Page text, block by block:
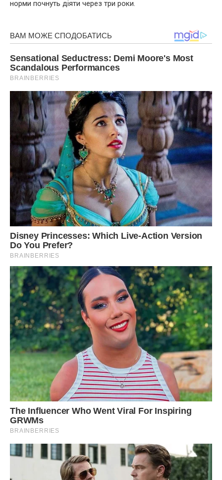
норми почнуть діяти через три роки.